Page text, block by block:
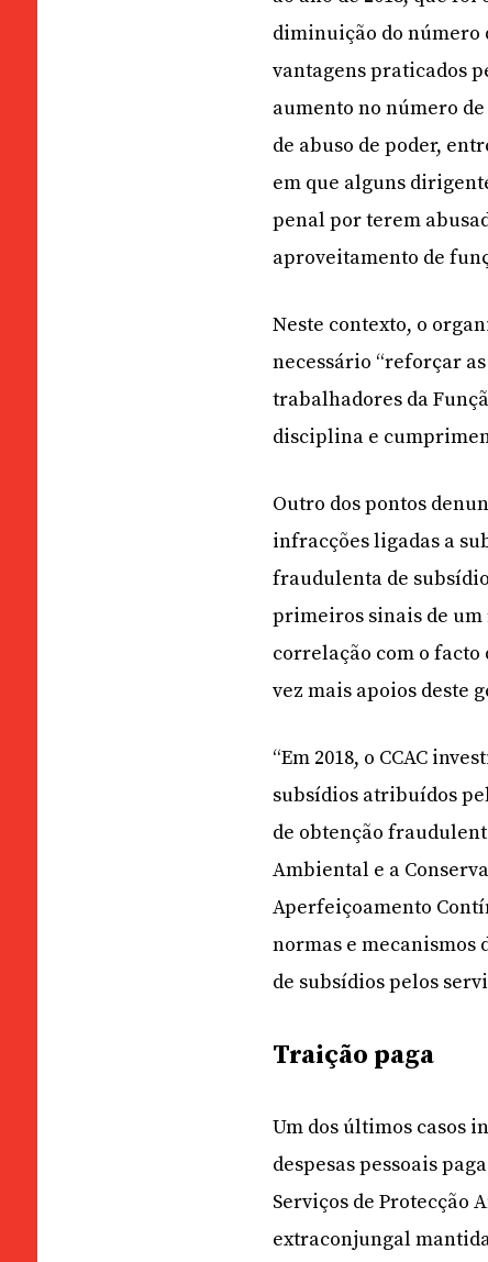
diminuição do número
vantagens praticados
aumento no número
de abuso de poder,
em que alguns
penal por terem
aproveitamento de
Neste contexto, o
necessário “reforçar
trabalhadores da
disciplina e
Outro dos pontos
infracções ligadas a
fraudulenta de
primeiros sinais de um
correlação com o facto
vez mais apoios deste
“Em 2018, o CCAC
subsídios atribuídos
de obtenção
Ambiental e a
Aperfeiçoamento
normas e mecanismos
de subsídios pelos
Traição paga
Um dos últimos casos
despesas pessoais
Serviços de Protecção
extraconjungal